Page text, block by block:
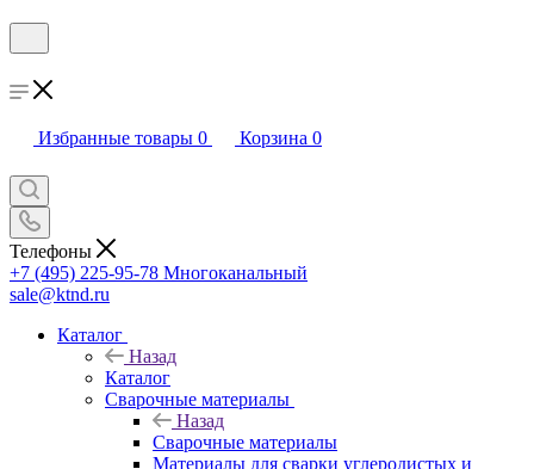
Избранные товары 0 Корзина 0
Телефоны
+7 (495) 225-95-78 Многоканальный
sale@ktnd.ru
Каталог
Назад
Каталог
Сварочные материалы
Назад
Сварочные материалы
Материалы для сварки углеродистых и